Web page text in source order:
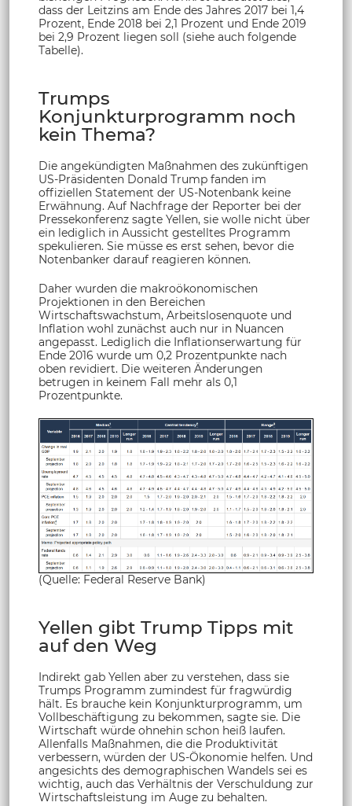
dass der Leitzins am Ende des Jahres 2017 bei 1,4
Prozent, Ende 2018 bei 2,1 Prozent und Ende 2019
bei 2,9 Prozent liegen soll (siehe auch folgende
Tabelle).
Trumps
Konjunkturprogramm noch
kein Thema?
Die angekündigten Maßnahmen des zukünftigen
US-Präsidenten Donald Trump fanden im
offiziellen Statement der US-Notenbank keine
Erwähnung. Auf Nachfrage der Reporter bei der
Pressekonferenz sagte Yellen, sie wolle nicht über
ein lediglich in Aussicht gestelltes Programm
spekulieren. Sie müsse es erst sehen, bevor die
Notenbanker darauf reagieren können.
Daher wurden die makroökonomischen
Projektionen in den Bereichen
Wirtschaftswachstum, Arbeitslosenquote und
Inflation wohl zunächst auch nur in Nuancen
angepasst. Lediglich die Inflationserwartung für
Ende 2016 wurde um 0,2 Prozentpunkte nach
oben revidiert. Die weiteren Änderungen
betrugen in keinem Fall mehr als 0,1
Prozentpunkte.
(Quelle: Federal Reserve Bank)
Yellen gibt Trump Tipps mit
auf den Weg
Indirekt gab Yellen aber zu verstehen, dass sie
Trumps Programm zumindest für fragwürdig
hält. Es brauche kein Konjunkturprogramm, um
Vollbeschäftigung zu bekommen, sagte sie. Die
Wirtschaft würde ohnehin schon heiß laufen.
Allenfalls Maßnahmen, die die Produktivität
verbessern, würden der US-Ökonomie helfen. Und
angesichts des demographischen Wandels sei es
wichtig, auch das Verhältnis der Verschuldung zur
Wirtschaftsleistung im Auge zu behalten.